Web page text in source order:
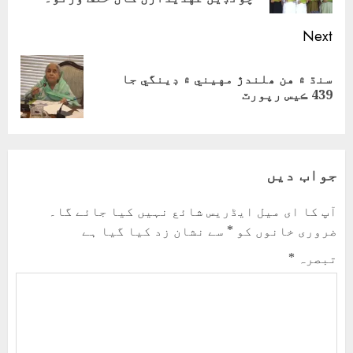
Next
Next
post:
سنڌ ۾ هن ھلندڙ مهيني ۾ ڊينگي جا
439 ڪيس رپورٽ
جواب دیں
آپ کا ای میل ایڈریس شائع نہیں کیا جائے گا۔
ضروری خانوں کو * سے نشان زد کیا گیا ہے
تبصرہ *